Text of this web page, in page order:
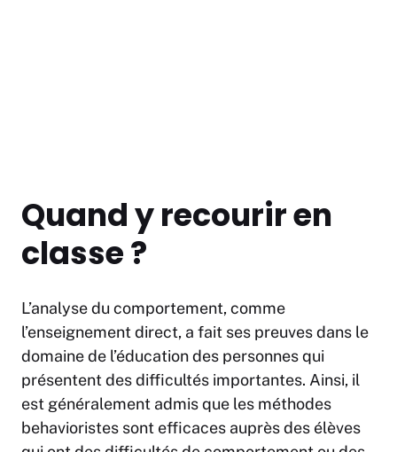
Quand y recourir en
classe ?
L’analyse du comportement, comme
l’enseignement direct, a fait ses preuves dans le
domaine de l’éducation des personnes qui
présentent des difficultés importantes. Ainsi, il
est généralement admis que les méthodes
behavioristes sont efficaces auprès des élèves